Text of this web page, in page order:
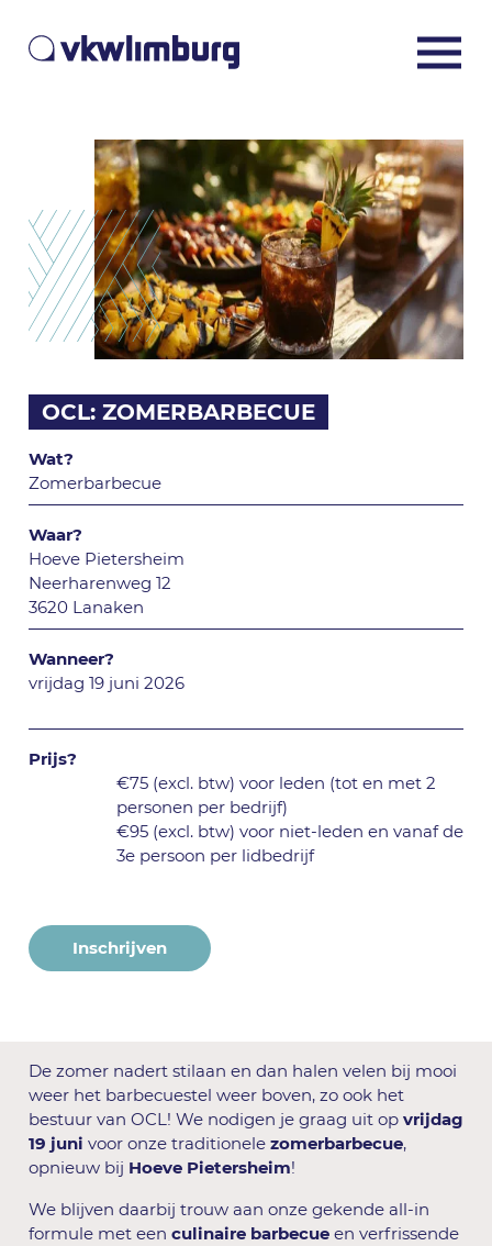
OCL: ZOMERBARBECUE
Wat?
Zomerbarbecue
Waar?
Hoeve Pietersheim
Neerharenweg 12
3620 Lanaken
Wanneer?
vrijdag 19 juni 2026
Prijs?
€75 (excl. btw) voor leden (tot en met 2
personen per bedrijf)
€95 (excl. btw) voor niet-leden en vanaf de
3e persoon per lidbedrijf
Inschrijven
De zomer nadert stilaan en dan halen velen bij mooi
weer het barbecuestel weer boven, zo ook het
bestuur van OCL! We nodigen je graag uit op vrijdag
19 juni voor onze traditionele zomerbarbecue,
opnieuw bij Hoeve Pietersheim!
We blijven daarbij trouw aan onze gekende all-in
formule met een culinaire barbecueen verfrissende